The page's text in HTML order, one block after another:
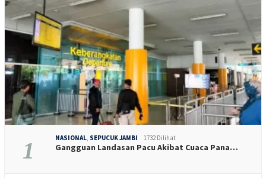
1 NASIONAL SEPUCUK JAMBI 1732 Dilihat
Gangguan Landasan Pacu Akibat Cuaca Pana…